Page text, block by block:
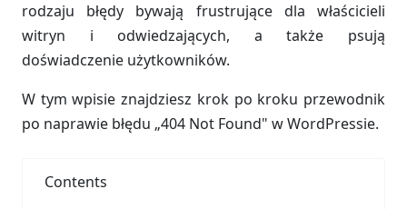
rodzaju błędy bywają frustrujące dla właścicieli
witryn i odwiedzających, a także psują
doświadczenie użytkowników.
W tym wpisie znajdziesz krok po kroku przewodnik
po naprawie błędu „404 Not Found" w WordPressie.
Contents